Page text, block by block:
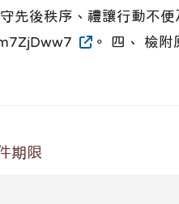
先後秩序、禮讓行動不便
。 四、 檢附
期限